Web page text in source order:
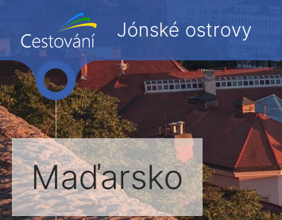
Jónské ostrovy
Maďarsko